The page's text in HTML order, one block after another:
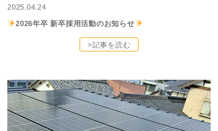
2025.04.24
2026年卒 新卒採用活動のお知らせ
>記事を読む